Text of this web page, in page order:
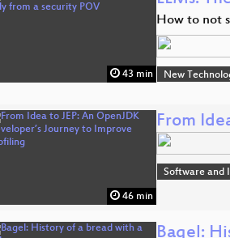
43 min
How to not
New
46 min
From
Software and
Bagel: